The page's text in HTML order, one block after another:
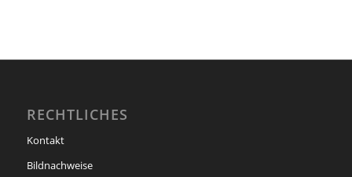
RECHTLICHES
Kontakt
Bildnachweise